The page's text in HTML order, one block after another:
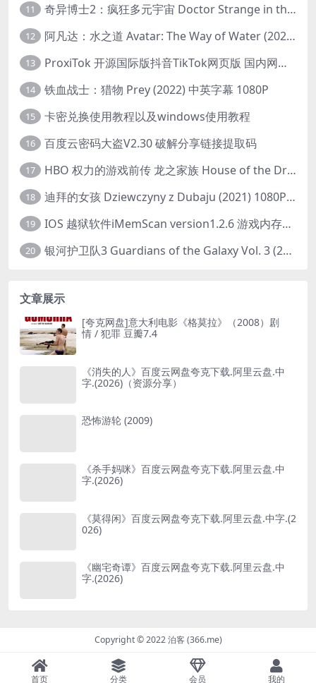
11 奇异博士2：疯狂多元宇宙 Doctor Strange in the Multiverse of Madness (2022) 高清版1080p
12 阿凡达：水之道 Avatar: The Way of Water (2022) 1080p 2k 4k 中文字幕
13 ProxiTok 开源国际版抖音TikTok网页版 国内网络直连
14 铁血战士：猎物 Prey (2022) 中英字幕 1080P
15 卡密兑换使用教程以及windows使用教程
16 百度云密码大盗V2.30 破解分享链接提取码
17 HBO 权力的游戏前传 龙之家族 House of the Dragon (2022) 中字 1080P 更新4集
18 迪拜的女孩 Dziewczyny z Dubaju (2021) 1080P 中字
19 IOS 越狱软件iMemScan version1.2.6 游戏内存修改器
20 银河护卫队3 Guardians of the Galaxy Vol. 3 (2023)4K高清资源1080p只分享精品
文章展示
[夸克网盘]意大利电影《格莫拉》（2008）剧
情 / 犯罪 豆瓣7.4
《消失的人》百度云网盘夸克下载.阿里云盘.中
字.(2026)（资源分享）
恐怖游轮 (2009)
《杀手妈咪》百度云网盘夸克下载.阿里云盘.中
字.(2026)
《莫得闲》百度云网盘夸克下载.阿里云盘.中字.(2
026)
《幽宅奇谭》百度云网盘夸克下载.阿里云盘.中
字.(2026)
Copyright © 2022 泊客 (366.me)
首页 分类 会员 我的